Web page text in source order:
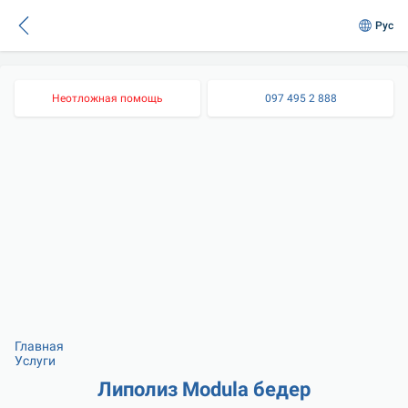
Рус
Неотложная помощь 097 495 2 888
Главная
Услуги
Липолиз Modula бедер